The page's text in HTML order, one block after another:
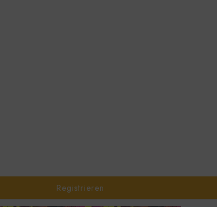
Registrieren